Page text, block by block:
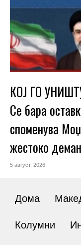
КОЈ ГО
Се бара
споменува
жестоко
5 август, 2026
Дома
Колумни